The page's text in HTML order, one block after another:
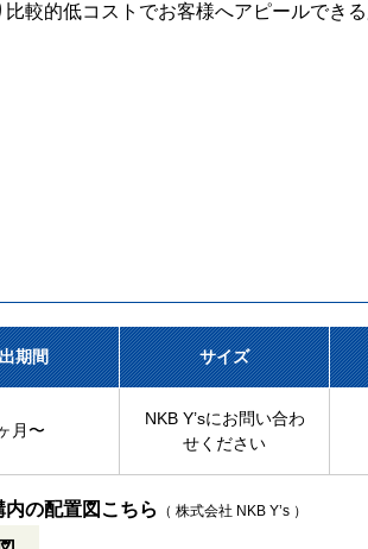
較的低コストでお客様へアピールできる
期間 サイズ
月〜
NKB Y’sにお問い合わ
せください
の配置図こちら （ 株式会社 NKB Y’s ）